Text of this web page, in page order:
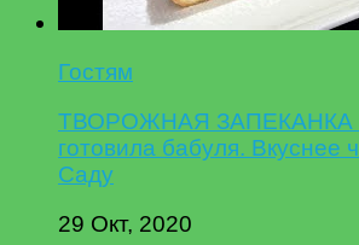
Гостям
ТВОРОЖНАЯ ЗАПЕКАНКА
готовила бабуля. Вкуснее
Саду
29 Окт, 2020